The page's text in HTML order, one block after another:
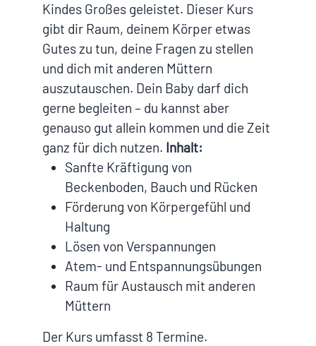
Kindes Großes geleistet. Dieser Kurs
gibt dir Raum, deinem Körper etwas
Gutes zu tun, deine Fragen zu stellen
und dich mit anderen Müttern
auszutauschen. Dein Baby darf dich
gerne begleiten – du kannst aber
genauso gut allein kommen und die Zeit
ganz für dich nutzen. Inhalt:
Sanfte Kräftigung von
Beckenboden, Bauch und Rücken
Förderung von Körpergefühl und
Haltung
Lösen von Verspannungen
Atem- und Entspannungsübungen
Raum für Austausch mit anderen
Müttern
Der Kurs umfasst 8 Termine.